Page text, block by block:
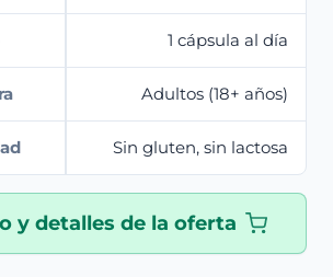
1 cápsula al día
Adultos (18+ años)
Sin gluten, sin lactosa
y detalles de la oferta